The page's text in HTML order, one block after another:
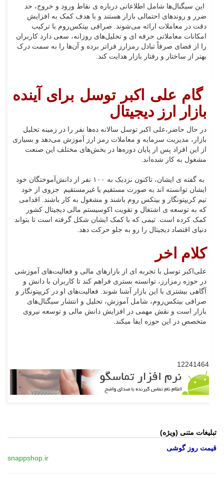
این سیگنال‌ها شامل اطلاعاتی درباره ی نقاط ورود و خروج، حد
ضرر و روندهای احتمالی بازار هستند و با هدف کمک به افزایش
دقت در معاملات ارائه می‌شوند. صرافی بیتکس‌روم با ترکیب
امکانات معاملاتی حرفه ای و تحلیل‌های روزانه، سعی دارد کاربران
را از فضای صرفاً تبادل رمزارز فراتر برده و آن‌ها را به سمت درک
بهتر از ساختار و رفتار بازار هدایت کند.
گام علی اکبر توسل برای آینده
بازار ارز دیجیتال
در حال حاضر،علی اکبر توسل سالانه ده‌ها نفر را در زمینه تحلیل
بازار، مدیریت سرمایه و معاملات رمز ارز آموزش می‌دهد و بسیاری
از این افراد پس از پایان دوره‌ها در بخش‌های مختلف این صنعت
مشغول به کار شده‌اند.
به گفته ی ایشان، تاکنون نزدیک به ۱۰۰ نفر از دانش‌آموختگان خود
ایشان توانسته اند به صورت مستقیم یا غیرمستقیم جزوی از خود
تیم کریپتونگار و بیتکس روم باشند و مشغول به کار باشند. اقدامی
که به توسعه ی اشتغال و تقویت اکوسیستم مالی دیجیتال کشور
کمک کرده است. تیمی که با کمک ایشان شکل گرفته است تا بتواند
دنیای اقتصاد دیجیتال را رو به جلو حرکت دهد.
کلام اخر
علی‌اکبر توسل با تجربه ای از بازارهای مالی و فعالیت‌های آموزشی
در حوزه رمزارز، توانسته بستری فراهم کند تا کاربران با دانش و
آگاهی بیشتری با این بازار آشنا شوند. فعالیت‌های او در کریپتونگار و
صرافی بیتکس‌روم، شامل آموزش، تحلیل و انتشار سیگنال‌های
بازار است و نقش مهمی در افزایش دانش مالی و توسعه نیروی
متخصص در این حوزه ایفا میکند.
12241464
تبلیغات متنی (ویژه)
قیمت روز گوشی
snappshop.ir